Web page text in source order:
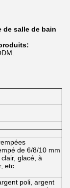
de salle de bain
de 6/8/10 mm
glacé, à
etc.
poli, argent